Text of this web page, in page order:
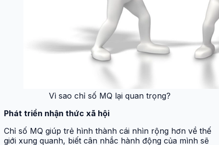
Vì sao chỉ số MQ lại quan trọng?
Phát triển nhận thức xã hội
Chỉ số MQ giúp trẻ hình thành cái nhìn rộng hơn về thế
giới xung quanh, biết cân nhắc hành động của mình sẽ